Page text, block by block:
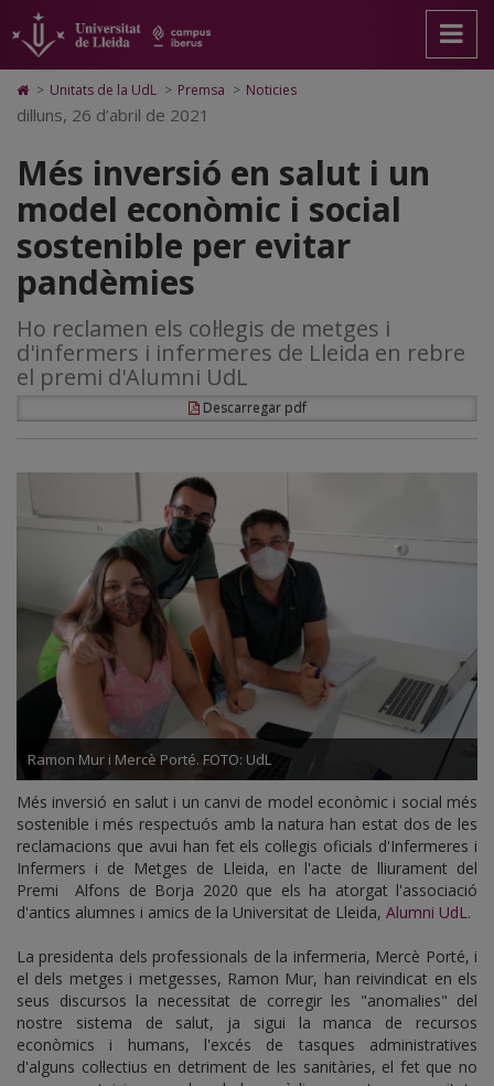
Més
inversió
en
salut
un
model
econòmic
social
sostenible
per
evitar
pandèmies
pàgina
principal.
Universitat
Lleida
contingut
principal
Mapa
Web.
Universitat
Cerca
Accessibilitat.
Universitat
Lleida
Icono
de
Home
ir
a
la
página
de
inicio
> Unitats de la UdL > Premsa > Noticies
dilluns, 26 d’abril de 2021
Més inversió en salut i un
model econòmic i social
sostenible per evitar
pandèmies
Ho reclamen els col·legis de metges i
d'infermers i infermeres de Lleida en rebre
el premi d'Alumni UdL
Descarregar pdf
Ramon Mur i Mercè Porté. FOTO: UdL
Més inversió en salut i un canvi de model econòmic i social més
sostenible i més respectuós amb la natura han estat dos de les
reclamacions que avui han fet els col·legis oficials d'Infermeres i
Infermers i de Metges de Lleida, en l'acte de lliurament del
Premi Alfons de Borja 2020 que els ha atorgat l'associació
d'antics alumnes i amics de la Universitat de Lleida, Alumni UdL .
La presidenta dels professionals de la infermeria, Mercè Porté, i
el dels metges i metgesses, Ramon Mur, han reivindicat en els
seus discursos la necessitat de corregir les "anomalies" del
nostre sistema de salut, ja sigui la manca de recursos
econòmics i humans, l'excés de tasques administratives
d'alguns col·lectius en detriment de les sanitàries, el fet que no